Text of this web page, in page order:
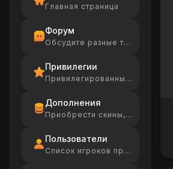
Главная страница
Форум
Обсудите разные темы
Привилегии
Привилегированные игроки
Дополнения
Приобрести скины, Ammo
Пользователи
Список игроков проекта